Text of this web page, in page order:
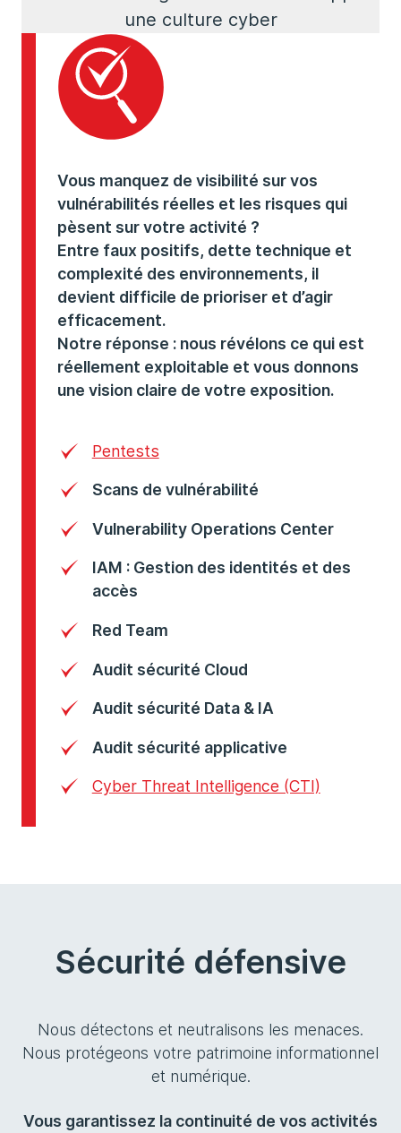
une culture cyber
Vous manquez de visibilité sur vos
vulnérabilités réelles et les risques qui
pèsent sur votre activité ?
Entre faux positifs, dette technique et
complexité des environnements, il
devient difficile de prioriser et d’agir
efficacement.
Notre réponse : nous révélons ce qui est
réellement exploitable et vous donnons
une vision claire de votre exposition.
Pentests
Scans de vulnérabilité
Vulnerability Operations Center
IAM : Gestion des identités et des
accès
Red Team
Audit sécurité Cloud
Audit sécurité Data & IA
Audit sécurité applicative
Cyber Threat Intelligence (CTI)
Sécurité défensive
Nous détectons et neutralisons les menaces.
Nous protégeons votre patrimoine informationnel
et numérique.
Vous garantissez la continuité de vos activités